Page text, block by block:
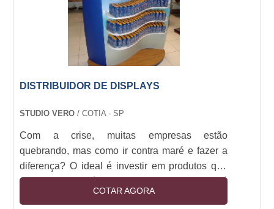
DISTRIBUIDOR DE DISPLAYS
STUDIO VERO / COTIA - SP
Com a crise, muitas empresas estão
quebrando, mas como ir contra maré e fazer a
diferença? O ideal é investir em produtos que
tenham boas saídas, mas para isso o ideal é
também investir em displays para expor os
COTAR AGORA